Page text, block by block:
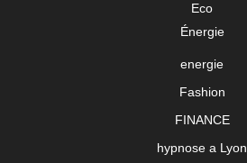
Eco
Énergie
energie
Fashion
FINANCE
hypnose a Lyon